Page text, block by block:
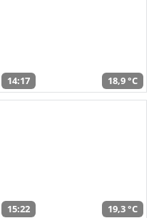
14:17 18,9 °C
15:22 19,3 °C